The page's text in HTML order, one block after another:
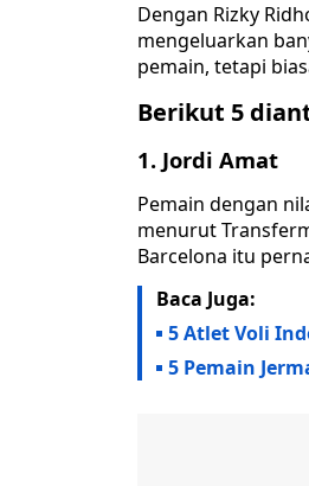
Dengan Rizky
mengeluarkan
pemain, tetapi
Berikut 5
1. Jordi Amat
Pemain dengan
menurut
Barcelona itu
Baca Juga:
5 Atlet Voli
5 Pemain